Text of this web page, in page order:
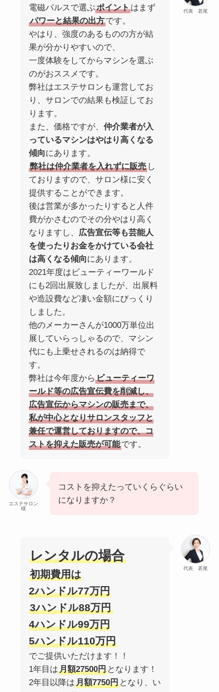
代表 若尾
電磁パルスで選ぶポイントはまず
パワーと結果の出方です。
やはり、強度のあるものの方が結
果が分かりやすいので、
一度体験をしてからマシンを選ぶ
のがおススメです。
弊社はエステサロンも運営してお
り、サロンでの結果も検証してお
ります。
また、価格ですが、 仲介業者が入
っているマシンはやはり高くなる
傾向にあります。
弊社は仲介業者を入れずに販売し
ておりますので、サロン様に安く
提供することができます。
後は営業が多かったりすると人件
費がかさむのでその分やはり高く
なりますし、 広告宣伝等も芸能人
を使ったりお金をかけている会社
は高くなる傾向にあります。
2021年度はビューティーワールド
にも2回出展致しましたが、出展料
や造設費など凄い金額にびっくり
しました。
他のメーカーさんが1000万単位出
展していらっしゃるので、マシン
代にも上乗せされるのは納得で
す。
弊社は今年度から ビューティーワ
ールド等の広告宣伝費を削減し、
広告宣伝からマシンの販売まで、
私が中心となりサロンスタッフと
兼任で運営しておりますので、コ
ストを抑えた販売が可能です。
エステサロン
様
コストを抑えたっていくらぐらい
になりますか？
代表 若尾
レンタルの場合
初期費用は
2ハンドル77万円
3ハンドル88万円
4ハンドル99万円
5ハンドル110万円
でご提供いただけます！！
1年目は月額27500円となります！
2年目以降は月額7750円となり、い